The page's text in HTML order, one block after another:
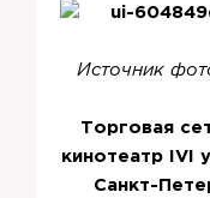
Источник
Торговая
кинотеатр IVI
Санкт-